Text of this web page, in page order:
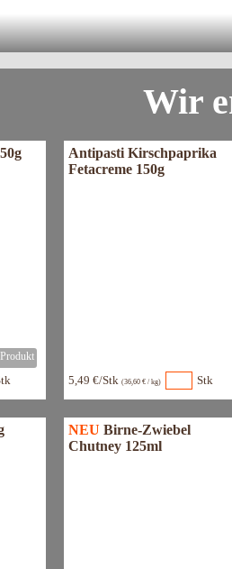
kultig und voller
Wir
Antipasti Kirschpaprika
Fetacreme 150g
5,49 €/Stk (36,60 € / kg) Stk
NEU Birne-Zwiebel
Chutney 125ml